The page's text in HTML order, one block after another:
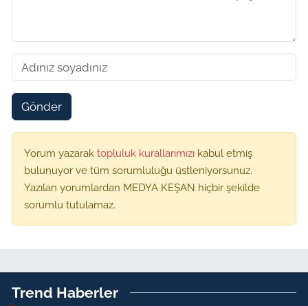
Gönder
Yorum yazarak topluluk kurallarımızı kabul etmiş
bulunuyor ve tüm sorumluluğu üstleniyorsunuz.
Yazılan yorumlardan MEDYA KEŞAN hiçbir şekilde
sorumlu tutulamaz.
Trend Haberler